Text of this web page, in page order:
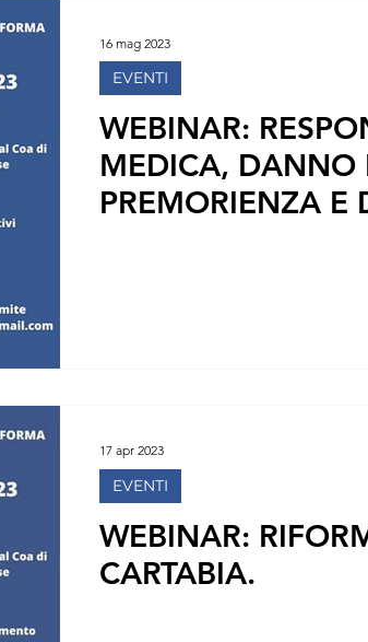
WEBINAR:
MEDICA, DANNO
PREMORIENZA E
EVENTI
16 mag 2023
WEBINAR:
CARTABIA.
EVENTI
17 apr 2023